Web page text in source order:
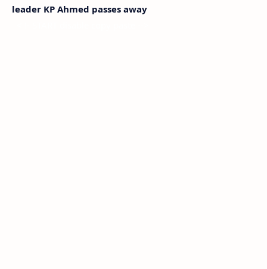
leader KP Ahmed passes away